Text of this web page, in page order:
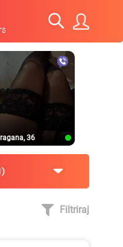
Dragana, 36
Filtriraj